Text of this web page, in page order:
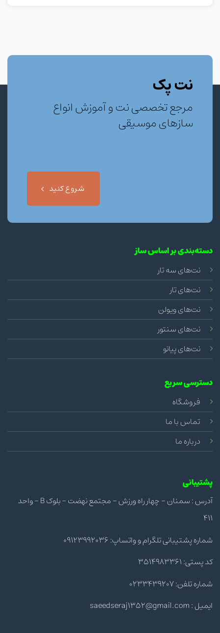
نت پک
مرجع تخصصی نت و آموزش انواع
سازهای موسیقی
شروع کنید
دسته‌بندی بر اساس ساز
نت‌های سه تار
نت‌های تار
نت‌های ویولن
نت‌های سنتور
نت‌های پیانو
دسترسی سریع
فروشگاه
تماس با ما
درباره ما
پشتیبانی
آدرس : سمنان - چهار راه ورزش - مجتمع نهضت - بلوک B - واحد
411
شماره پشتیبانی تلگرام و واتساپ: 09123992036
کد پستی: 3514983361
شماره تلفن: 0233439207
ایمیل : saeedseraj1352@gmail.com